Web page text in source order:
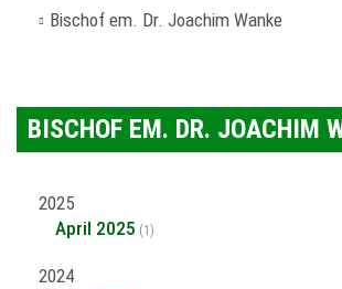
Bischof em. Dr. Joachim Wanke
BISCHOF EM. DR. JOACHIM
2025
April 2025 (1)
2024